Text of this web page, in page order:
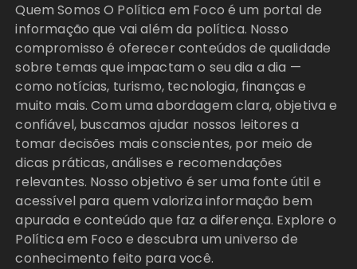
Quem Somos O Política em Foco é um portal de
informação que vai além da política. Nosso
compromisso é oferecer conteúdos de qualidade
sobre temas que impactam o seu dia a dia —
como notícias, turismo, tecnologia, finanças e
muito mais. Com uma abordagem clara, objetiva e
confiável, buscamos ajudar nossos leitores a
tomar decisões mais conscientes, por meio de
dicas práticas, análises e recomendações
relevantes. Nosso objetivo é ser uma fonte útil e
acessível para quem valoriza informação bem
apurada e conteúdo que faz a diferença. Explore o
Política em Foco e descubra um universo de
conhecimento feito para você.